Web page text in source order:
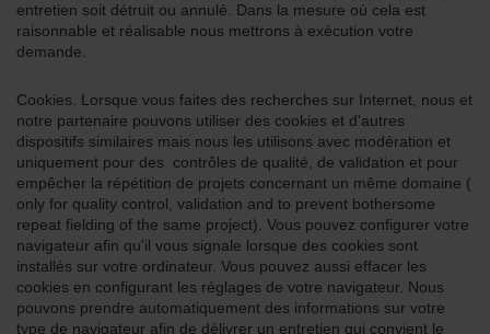
entretien soit détruit ou annulé. Dans la mesure où cela est
raisonnable et réalisable nous mettrons à exécution votre
demande.
Cookies. Lorsque vous faites des recherches sur Internet, nous et
notre partenaire pouvons utiliser des cookies et d'autres
dispositifs similaires mais nous les utilisons avec modération et
uniquement pour des contrôles de qualité, de validation et pour
empêcher la répétition de projets concernant un même domaine (
only for quality control, validation and to prevent bothersome
repeat fielding of the same project). Vous pouvez configurer votre
navigateur afin qu'il vous signale lorsque des cookies sont
installés sur votre ordinateur. Vous pouvez aussi effacer les
cookies en configurant les réglages de votre navigateur. Nous
pouvons prendre automatiquement des informations sur votre
type de navigateur afin de délivrer un entretien qui convient le